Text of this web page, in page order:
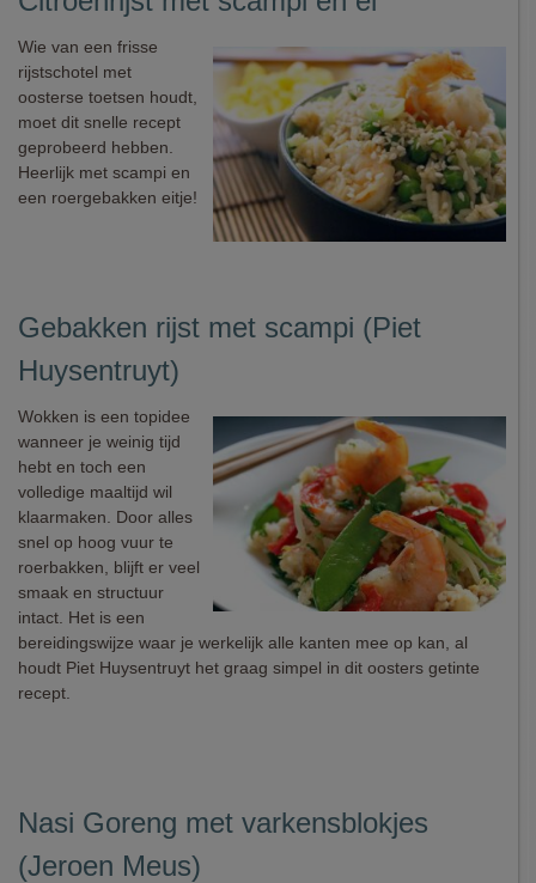
Wie van een frisse
rijstschotel met
oosterse toetsen houdt,
moet dit snelle recept
geprobeerd hebben.
Heerlijk met scampi en
een roergebakken eitje!
Gebakken rijst met scampi (Piet
Huysentruyt)
Wokken is een topidee
wanneer je weinig tijd
hebt en toch een
volledige maaltijd wil
klaarmaken. Door alles
snel op hoog vuur te
roerbakken, blijft er veel
smaak en structuur
intact. Het is een
bereidingswijze waar je werkelijk alle kanten mee op kan, al
houdt Piet Huysentruyt het graag simpel in dit oosters getinte
recept.
Nasi Goreng met varkensblokjes
(Jeroen Meus)